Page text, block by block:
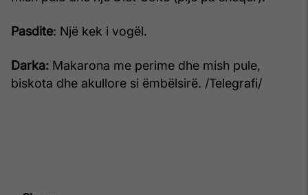
Pasdite: Një kek i vogël.
Darka: Makarona me perime dhe mish pule,
biskota dhe akullore si ëmbëlsirë. /Telegrafi/